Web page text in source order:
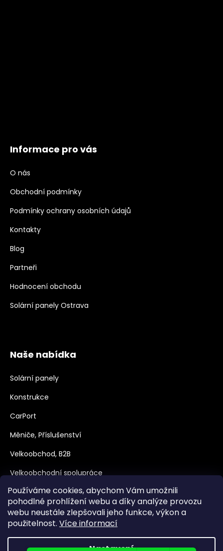
Používáme cookies, abychom Vám umožnili
pohodlné prohlížení webu a díky analýze provozu
webu neustále zlepšovali jeho funkce, výkon a
použitelnost. Více informací
Informace pro vás
O nás
Obchodní podmínky
Podmínky ochrany osobních údajů
Kontakty
Blog
Partneři
Hodnocení obchodu
Solární panely Ostrava
Naše nabídka
Solární panely
Konstrukce
CarPort
Měniče, Příslušenství
Velkoobchod, B2B
Velkoobchodní spolupráce
Dotace